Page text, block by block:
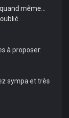
même...
à proposer:
sympa et très